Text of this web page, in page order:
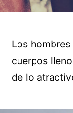
Los
cuerpos
de lo